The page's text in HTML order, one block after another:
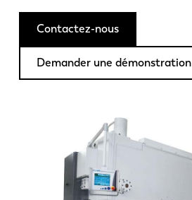
Contactez-nous
Demander une démonstration
Centre des ressources
Carrières